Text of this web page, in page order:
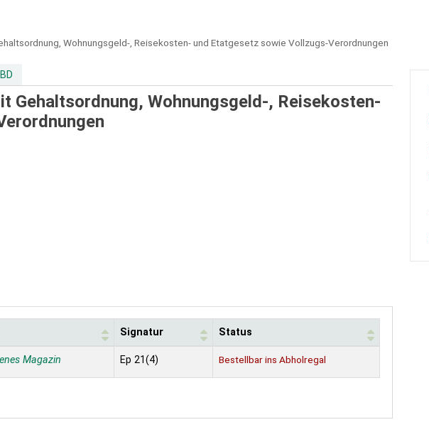
Wohnungsgeld-, Reisekosten- und Etatgesetz sowie Vollzugs-Verordnungen
Gehaltsordnung, Wohnungsgeld-, Reisekosten-
Signatur Status
Magazin Ep 21(4) Bestellbar ins Abholregal